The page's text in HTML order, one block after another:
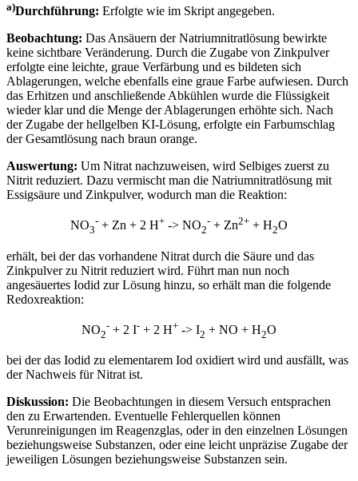
a)Durchführung: Erfolgte wie im Skript angegeben.
Beobachtung: Das Ansäuern der Natriumnitratlösung bewirkte
keine sichtbare Veränderung. Durch die Zugabe von Zinkpulver
erfolgte eine leichte, graue Verfärbung und es bildeten sich
Ablagerungen, welche ebenfalls eine graue Farbe aufwiesen. Durch
das Erhitzen und anschließende Abkühlen wurde die Flüssigkeit
wieder klar und die Menge der Ablagerungen erhöhte sich. Nach
der Zugabe der hellgelben KI-Lösung, erfolgte ein Farbumschlag
der Gesamtlösung nach braun orange.
Auswertung: Um Nitrat nachzuweisen, wird Selbiges zuerst zu
Nitrit reduziert. Dazu vermischt man die Natriumnitratlösung mit
Essigsäure und Zinkpulver, wodurch man die Reaktion:
NO3
- + Zn + 2 H+ -> NO2
- + Zn2+ + H2O
erhält, bei der das vorhandene Nitrat durch die Säure und das
Zinkpulver zu Nitrit reduziert wird. Führt man nun noch
angesäuertes Iodid zur Lösung hinzu, so erhält man die folgende
Redoxreaktion:
NO2
- + 2 I- + 2 H+ -> I2 + NO + H2O
bei der das Iodid zu elementarem Iod oxidiert wird und ausfällt, was
der Nachweis für Nitrat ist.
Diskussion: Die Beobachtungen in diesem Versuch entsprachen
den zu Erwartenden. Eventuelle Fehlerquellen können
Verunreinigungen im Reagenzglas, oder in den einzelnen Lösungen
beziehungsweise Substanzen, oder eine leicht unpräzise Zugabe der
jeweiligen Lösungen beziehungsweise Substanzen sein.